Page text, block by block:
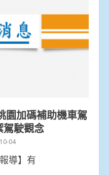
園加碼補助機車駕
駕駛觀念
04
導】有